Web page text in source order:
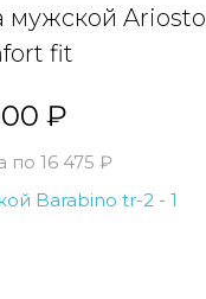
мужской Ariosto
fit
₽
по 16 475 ₽